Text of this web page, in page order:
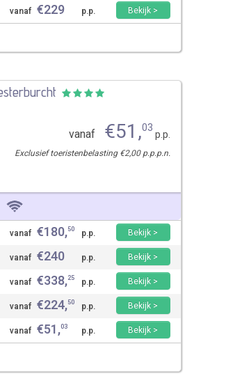
vanaf €229 p.p. Bekijk >
vanaf €51,03p.p.
Exclusief toeristenbelasting €2,00 p.p.p.n.
vanaf €180,50 p.p.
Bekijk >
vanaf €240 p.p.
Bekijk >
vanaf €338,25 p.p.
Bekijk >
vanaf €224,50 p.p.
Bekijk >
vanaf €51,03 p.p. Bekijk >